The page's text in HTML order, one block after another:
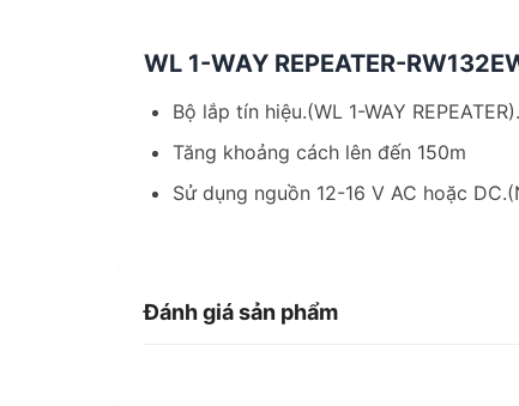
WL 1-WAY REPEATER-
Bộ lắp tín hiệu.(WL 1-WAY REPEATER).
Tăng khoảng cách lên đến 150m
Sử dụng nguồn 12-16 V AC hoặc
Đánh giá sản phẩm